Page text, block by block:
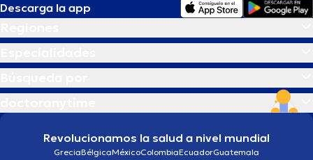
Descarga la app
Revolucionamos la salud a nivel mundial
GreciaBélgicaMéxicoColombiaEcuadorGuatemala